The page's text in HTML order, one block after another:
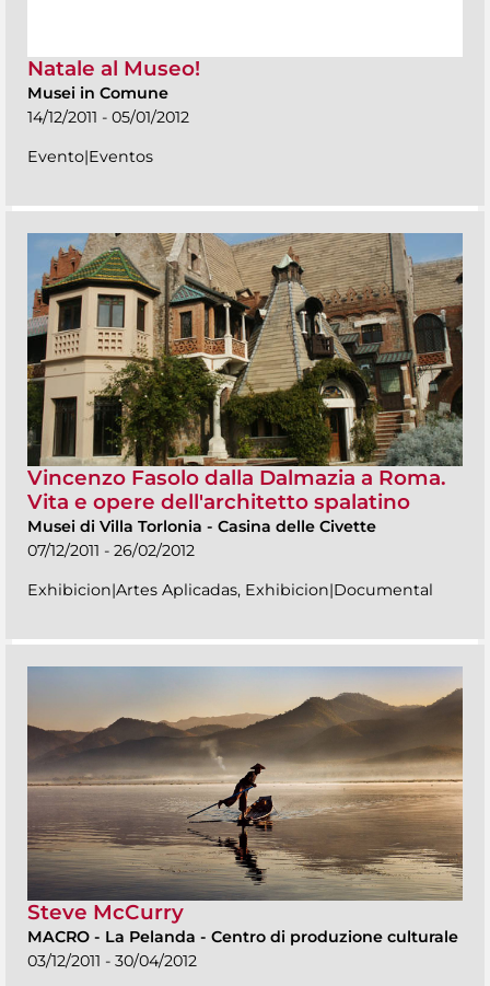
Natale al Museo!
Musei in Comune
14/12/2011 - 05/01/2012
Evento|Eventos
Vincenzo Fasolo dalla Dalmazia a Roma.
Vita e opere dell'architetto spalatino
Musei di Villa Torlonia - Casina delle Civette
07/12/2011 - 26/02/2012
Exhibicion|Artes Aplicadas, Exhibicion|Documental
Steve McCurry
MACRO - La Pelanda - Centro di produzione culturale
03/12/2011 - 30/04/2012